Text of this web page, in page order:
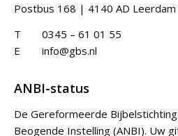
Postbus 168 | 4140 AD Leerdam
T
0345 – 61 01 55
E
info@gbs.nl
ANBI-status
De Gereformeerde
Beogende Instelling (ANBI). Uw